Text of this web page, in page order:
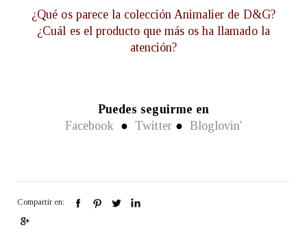
¿Qué os parece la colección Animalier de D&G?
¿Cuál es el producto que más os ha llamado la
atención?
Puedes seguirme en
Facebook ● Twitter ● Bloglovin'
Compartir en: